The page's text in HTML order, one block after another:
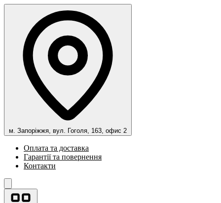
м. Запоріжжя, вул. Гоголя, 163, офис 2
Оплата та доставка
Гарантії та повернення
Контакти